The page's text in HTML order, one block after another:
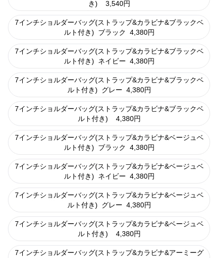
き)
3,540円
7インチショルダーバッグ(ストラップ&カラビナ&ブラックベ
ルト付き)
ブラック 4,380円
7インチショルダーバッグ(ストラップ&カラビナ&ブラックベ
ルト付き)
ネイビー 4,380円
7インチショルダーバッグ(ストラップ&カラビナ&ブラックベ
ルト付き)
グレー 4,380円
7インチショルダーバッグ(ストラップ&カラビナ&ブラックベ
ルト付き)
4,380円
7インチショルダーバッグ(ストラップ&カラビナ&ベージュベ
ルト付き)
ブラック 4,380円
7インチショルダーバッグ(ストラップ&カラビナ&ベージュベ
ルト付き)
ネイビー 4,380円
7インチショルダーバッグ(ストラップ&カラビナ&ベージュベ
ルト付き)
グレー 4,380円
7インチショルダーバッグ(ストラップ&カラビナ&ベージュベ
ルト付き)
4,380円
7インチショルダーバッグ(ストラップ&カラビナ&アーミーグ